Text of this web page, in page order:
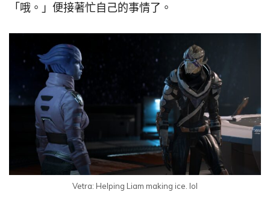
「哦。」便接著忙自己的事情了。
Vetra: Helping Liam making ice. lol